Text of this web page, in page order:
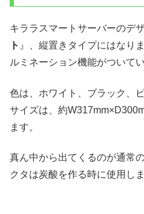
キララスマートサーバーのデ
ト 』、縦置きタイプにはなり
ルミネーション機能がついて
色は、ホワイト、ブラック、
サイズは、約
ます。
真ん中から出てくるのが通常
クタは炭酸を作る時に使用しま